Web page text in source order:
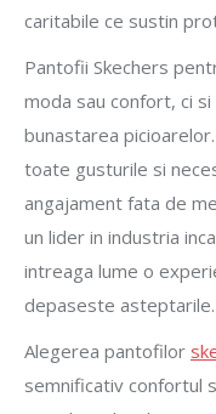
caritabile ce sustin
Pantofii Skechers
moda sau confort, ci
bunastarea
toate gusturile si
angajament fata de
un lider in industria
intreaga lume o
depaseste asteptarile.
Alegerea pantofilor
semnificativ confortul